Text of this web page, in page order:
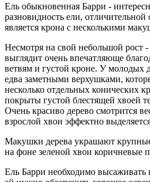
Ель обыкновенная Барри -
разновидность ели, отличительной
является крона с несколькими
Несмотря на свой небольшой рост
выглядит очень впечатляюще
ветвям и густой кроне. У молодых
едва заметными верхушками,
несколько отдельных конических
покрыты густой блестящей хвоей
Очень красиво дерево смотрится
взрослой хвои эффектно
Макушки дерева украшают
на фоне зеленой хвои коричневые
Ель Барри необходимо